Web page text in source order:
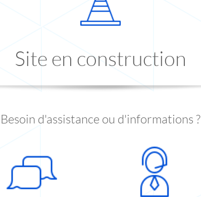
Site en construction
Besoin d'assistance ou d'informations ?